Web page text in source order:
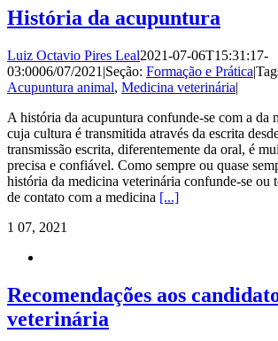
História da acupuntura
Luiz Octavio Pires Leal2021-07-06T15:31:17-
03:0006/07/2021 |Seção: Formação e Prática|
Acupuntura animal, Medicina veterinária|
A história da acupuntura confunde-se com a da
cuja cultura é transmitida através da escrita
transmissão escrita, diferentemente da oral, é
precisa e confiável. Como sempre ou quase
história da medicina veterinária confunde-se ou
de contato com a medicina [...]
1 07, 2021
Recomendações aos
veterinária